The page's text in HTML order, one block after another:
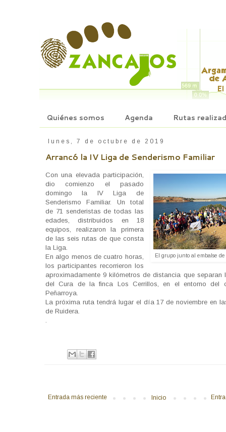
Quiénes somos Agenda Rutas
lunes, 7 de octubre de 2019
Arrancó la IV Liga de Senderismo Familiar
El grupo junto al embalse
Con una elevada participación,
dio comienzo el pasado
domingo la IV Liga de
Senderismo Familiar. Un total
de 71 senderistas de todas las
edades, distribuidos en 18
equipos, realizaron la primera
de las seis rutas de que consta
la Liga.
En algo menos de cuatro horas,
los participantes recorrieron los
aproximadamente 9 kilómetros de distancia que separan
del Cura de la finca Los Cerrillos, en el entorno del
Peñarroya.
La próxima ruta tendrá lugar el día 17 de noviembre en
de Ruidera.
Entrada más reciente Inicio